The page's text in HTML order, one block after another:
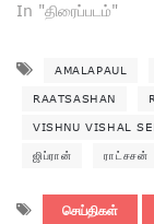
In "திரைப்படம்"
AMALAPAUL
RAATSASHAN
VISHNU VISHAL
ஜிப்ரான் ராட்சசன்
செய்திகள்